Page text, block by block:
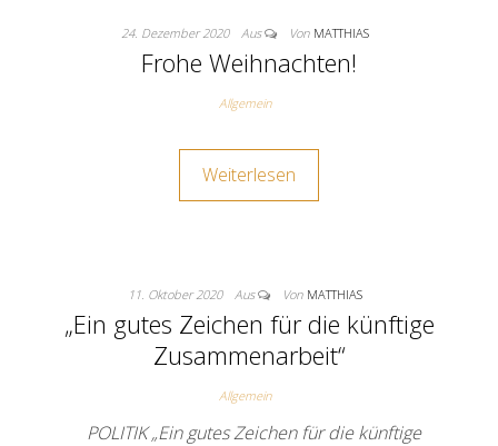
24. Dezember 2020 Aus Von MATTHIAS
Frohe Weihnachten!
Allgemein
Weiterlesen
11. Oktober 2020 Aus Von MATTHIAS
„Ein gutes Zeichen für die künftige
Zusammenarbeit“
Allgemein
POLITIK „Ein gutes Zeichen für die künftige